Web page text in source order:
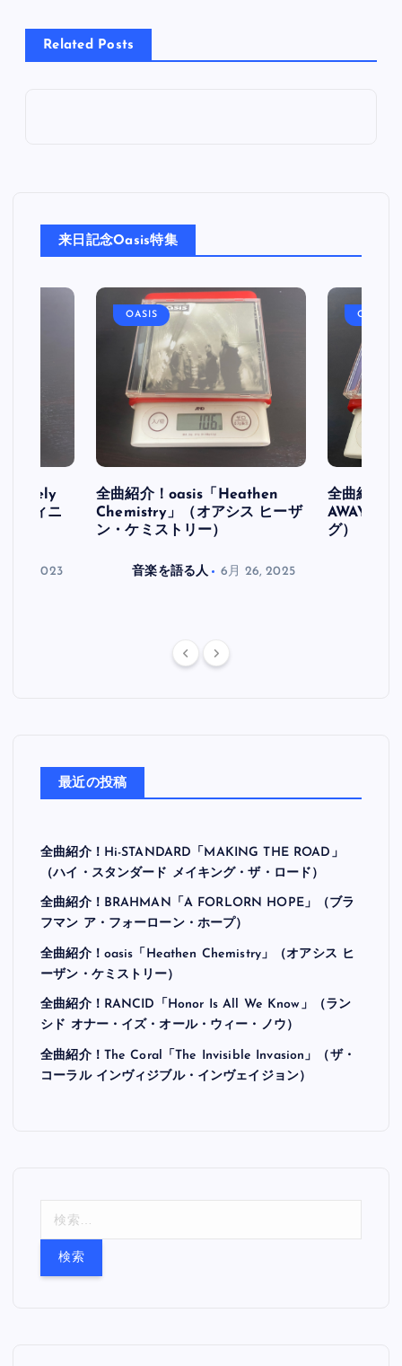
ビ
ゲRelated Posts
来日記念Oasis特集
フィニ
30, 2023
OASIS
全曲紹介！oasis「Heathen
Chemistry」（オアシス ヒーザ
ン・ケミストリー）
音楽を語る人 6月 26, 2025
OASIS
全曲紹介
AWAY」
グ）
最近の投稿
全曲紹介！Hi-STANDARD「MAKING THE ROAD」
（ハイ・スタンダード メイキング・ザ・ロード）
全曲紹介！BRAHMAN「A FORLORN HOPE」（ブラ
フマン ア・フォーローン・ホープ）
全曲紹介！oasis「Heathen Chemistry」（オアシス ヒ
ーザン・ケミストリー）
全曲紹介！RANCID「Honor Is All We Know」（ラン
シド オナー・イズ・オール・ウィー・ノウ）
全曲紹介！The Coral「The Invisible Invasion」（ザ・
コーラル インヴィジブル・インヴェイジョン）